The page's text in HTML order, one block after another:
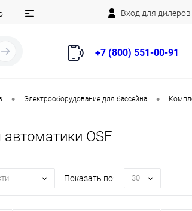
Вход для дилеров
+7 (800) 551-00-91
• Электрооборудование для бассейна •
OSF
Показать по: 30